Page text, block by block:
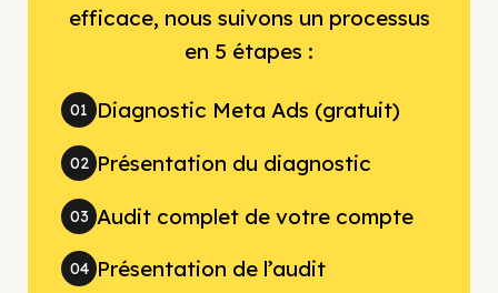
efficace, nous suivons un processus
en 5 étapes :
01 Diagnostic Meta Ads (gratuit)
02 Présentation du diagnostic
03 Audit complet de votre compte
04 Présentation de l’audit